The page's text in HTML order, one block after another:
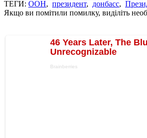
ТЕГИ: ООН, президент, донбасс,
Якщо ви помітили помилку, виділіть